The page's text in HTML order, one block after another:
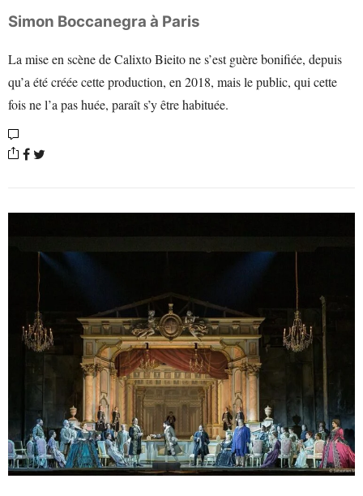
Simon Boccanegra à Paris
La mise en scène de Calixto Bieito ne s’est guère bonifiée, depuis
qu’a été créée cette production, en 2018, mais le public, qui cette
fois ne l’a pas huée, paraît s’y être habituée.